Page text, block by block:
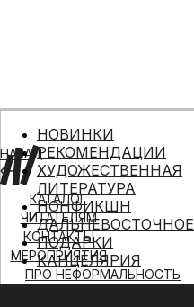
КАТАЛОГ
ЧИТАТЕЛЯМ
КОНТАКТЫ
МЕРОПРИЯТИЯ
ПРО НЕФОРМАЛЬНОСТЬ
НАЗАД
НОВИНКИ
РЕКОМЕНДАЦИИ
ХУДОЖЕСТВЕННАЯ
ЛИТЕРАТУРА
НОНФИКШН
ДАЛЬНЕВОСТОЧНОЕ
ПОДАРКИ
КАНЦЕЛЯРИЯ